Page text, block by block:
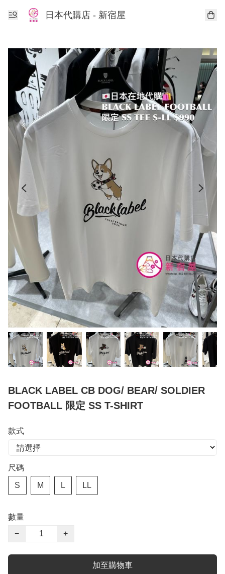
日本代購店 - 新宿屋
BLACK LABEL CB DOG/ BEAR/ SOLDIER
FOOTBALL 限定 SS T-SHIRT
款式
尺碼
S M L LL
數量
−
+
加至購物車